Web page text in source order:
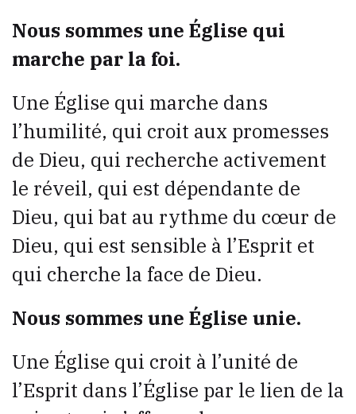
Nous sommes une Église qui
marche par la foi.
Une Église qui marche dans
l’humilité, qui croit aux promesses
de Dieu, qui recherche activement
le réveil, qui est dépendante de
Dieu, qui bat au rythme du cœur de
Dieu, qui est sensible à l’Esprit et
qui cherche la face de Dieu.
Nous sommes une Église unie.
Une Église qui croit à l’unité de
l’Esprit dans l’Église par le lien de la